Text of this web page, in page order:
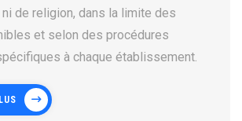
de religion, dans la limite des
et selon des procédures
à chaque établissement.